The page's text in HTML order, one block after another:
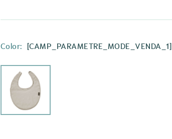
Color: [CAMP_PARAMETRE_MODE_VENDA_1]